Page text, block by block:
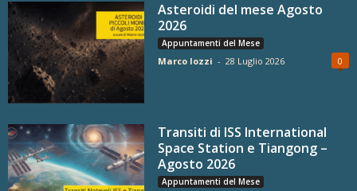
Asteroidi del mese Agosto
2026
Appuntamenti del Mese
Marco Iozzi - 28 Luglio 2026 0
Transiti di ISS International
Space Station e Tiangong –
Agosto 2026
Appuntamenti del Mese